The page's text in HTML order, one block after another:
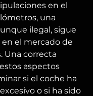
en el
una
ilegal, sigue
el mercado de
Una correcta
aspectos
si el coche ha
o si ha sido